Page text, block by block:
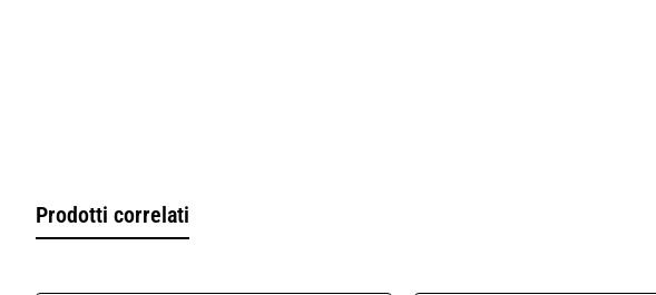
Prodotti correlati